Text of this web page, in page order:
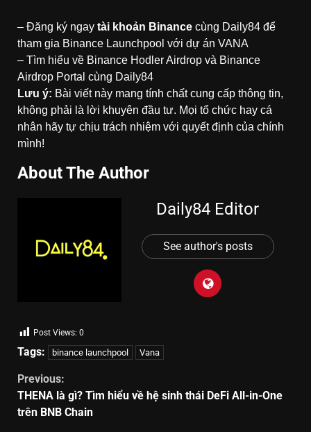
– Đăng ký ngay tài khoản Binance cùng Daily84 để
tham gia Binance Launchpool với dự án VANA
– Tìm hiểu về Binance Hodler Airdrop và Binance
Airdrop Portal cùng Daily84
Lưu ý: Bài viết này mang tính chất cung cấp thông tin,
không phải là lời khuyên đầu tư. Mọi tổ chức hay cá
nhân hãy tự chịu trách nhiệm với quyết định của chính
mình!
About The Author
Daily84 Editor
See author's posts
Post Views: 0
Tags: binance launchpool Vana
Previous:
THENA là gì? Tìm hiểu về hệ sinh thái DeFi All-in-One
trên BNB Chain